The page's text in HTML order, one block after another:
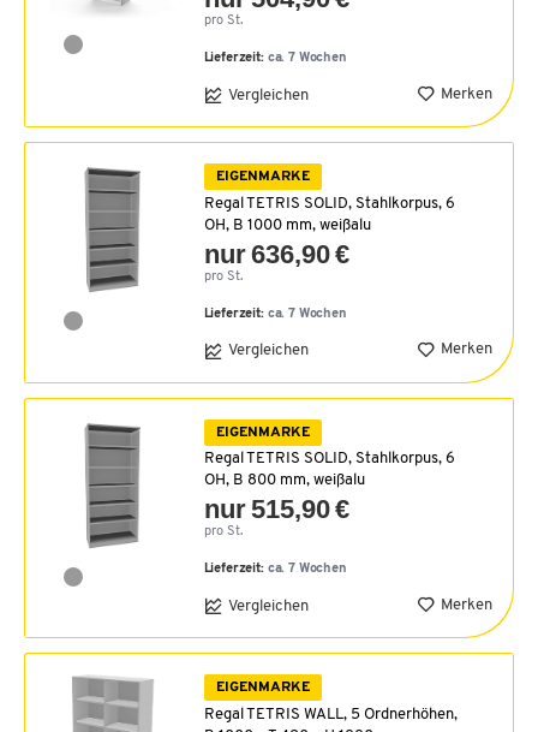
pro St.
Lieferzeit: ca. 7 Wochen
Vergleichen Merken
EIGENMARKE
Regal TETRIS SOLID, Stahlkorpus, 6
OH, B 1000 mm, weißalu
nur 636,90 €
pro St.
Lieferzeit: ca. 7 Wochen
Vergleichen Merken
EIGENMARKE
Regal TETRIS SOLID, Stahlkorpus, 6
OH, B 800 mm, weißalu
nur 515,90 €
pro St.
Lieferzeit: ca. 7 Wochen
Vergleichen Merken
EIGENMARKE
Regal TETRIS WALL, 5 Ordnerhöhen,